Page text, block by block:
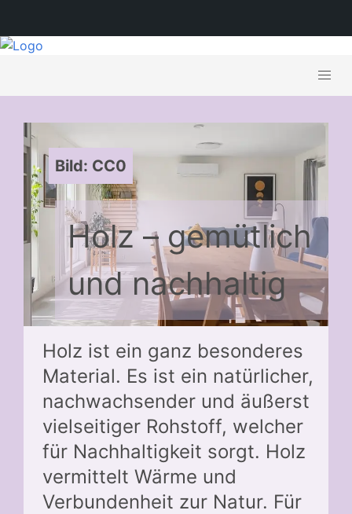
Bild: CC0
Holz – gemütlich
und nachhaltig
Holz ist ein ganz besonderes
Material. Es ist ein natürlicher,
nachwachsender und äußerst
vielseitiger Rohstoff, welcher
für Nachhaltigkeit sorgt. Holz
vermittelt Wärme und
Verbundenheit zur Natur. Für